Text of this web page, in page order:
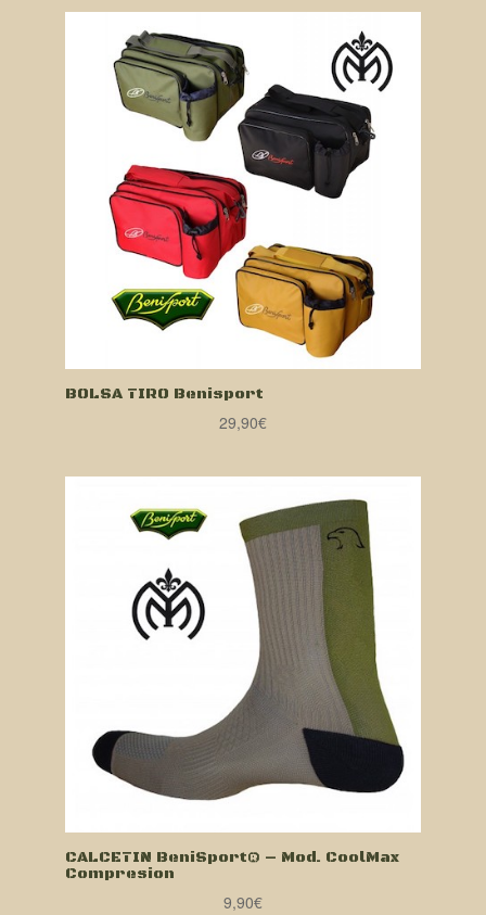
BOLSA TIRO Benisport
29,90€
CALCETIN BeniSport® – Mod. CoolMax
Compresion
9,90€